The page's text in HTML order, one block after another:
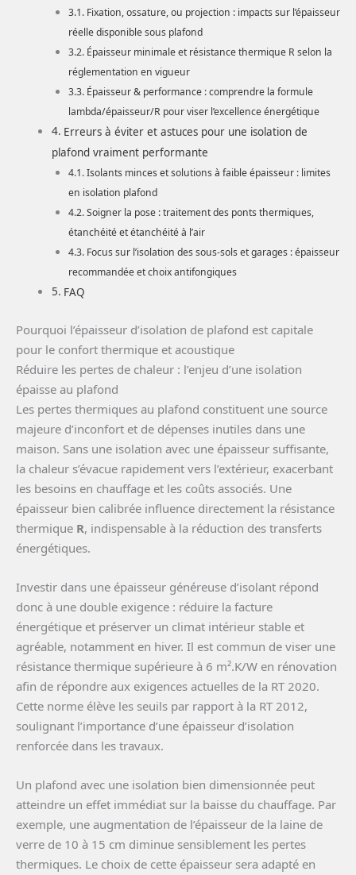
Fixation, ossature, ou projection : impacts sur l’épaisseur
réelle disponible sous plafond
Épaisseur minimale et résistance thermique R selon la
réglementation en vigueur
Épaisseur & performance : comprendre la formule
lambda/épaisseur/R pour viser l’excellence énergétique
Erreurs à éviter et astuces pour une isolation de
plafond vraiment performante
Isolants minces et solutions à faible épaisseur : limites
en isolation plafond
Soigner la pose : traitement des ponts thermiques,
étanchéité et étanchéité à l’air
Focus sur l’isolation des sous-sols et garages : épaisseur
recommandée et choix antifongiques
FAQ
Pourquoi l’épaisseur d’isolation de plafond est capitale
pour le confort thermique et acoustique
Réduire les pertes de chaleur : l’enjeu d’une isolation
épaisse au plafond
Les pertes thermiques au plafond constituent une source
majeure d’inconfort et de dépenses inutiles dans une
maison. Sans une isolation avec une épaisseur suffisante,
la chaleur s’évacue rapidement vers l’extérieur, exacerbant
les besoins en chauffage et les coûts associés. Une
épaisseur bien calibrée influence directement la résistance
thermique R, indispensable à la réduction des transferts
énergétiques.
Investir dans une épaisseur généreuse d’isolant répond
donc à une double exigence : réduire la facture
énergétique et préserver un climat intérieur stable et
agréable, notamment en hiver. Il est commun de viser une
résistance thermique supérieure à 6 m².K/W en rénovation
afin de répondre aux exigences actuelles de la RT 2020.
Cette norme élève les seuils par rapport à la RT 2012,
soulignant l’importance d’une épaisseur d’isolation
renforcée dans les travaux.
Un plafond avec une isolation bien dimensionnée peut
atteindre un effet immédiat sur la baisse du chauffage. Par
exemple, une augmentation de l’épaisseur de la laine de
verre de 10 à 15 cm diminue sensiblement les pertes
thermiques. Le choix de cette épaisseur sera adapté en